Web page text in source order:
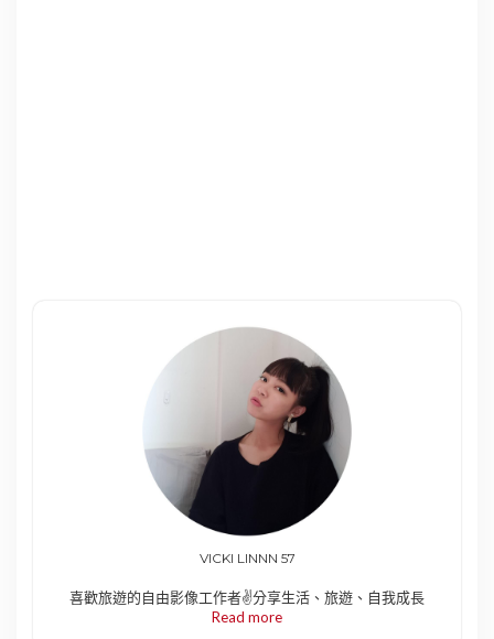
VICKI LINNN 57
喜歡旅遊的自由影像工作者✌️分享生活、旅遊、自我成長
Read more